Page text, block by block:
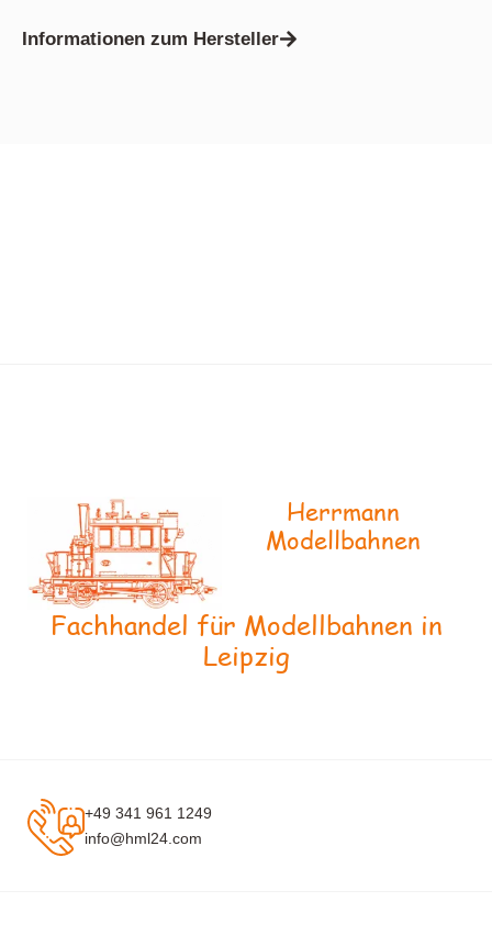
Informationen zum Hersteller
Herrmann
Modellbahnen
Fachhandel für Modellbahnen in
Leipzig
+49 341 961 1249
info@hml24.com